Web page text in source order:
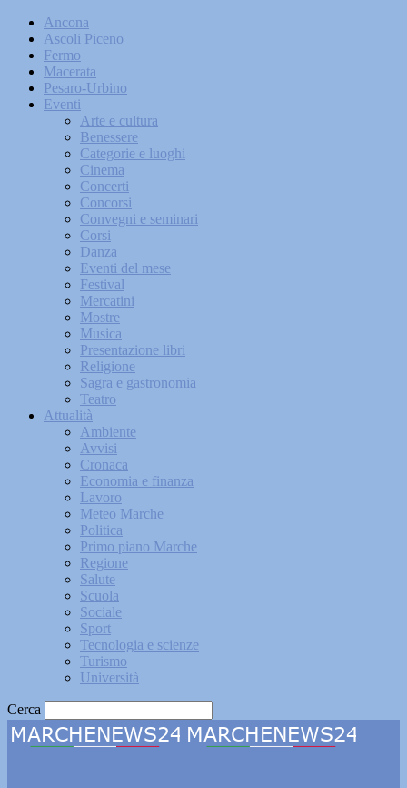
Ancona
Ascoli Piceno
Fermo
Macerata
Pesaro-Urbino
Eventi
Arte e cultura
Benessere
Categorie e luoghi
Cinema
Concerti
Concorsi
Convegni e seminari
Corsi
Danza
Eventi del mese
Festival
Mercatini
Mostre
Musica
Presentazione libri
Religione
Sagra e gastronomia
Teatro
Attualità
Ambiente
Avvisi
Cronaca
Economia e finanza
Lavoro
Meteo Marche
Politica
Primo piano Marche
Regione
Salute
Scuola
Sociale
Sport
Tecnologia e scienze
Turismo
Università
Cerca